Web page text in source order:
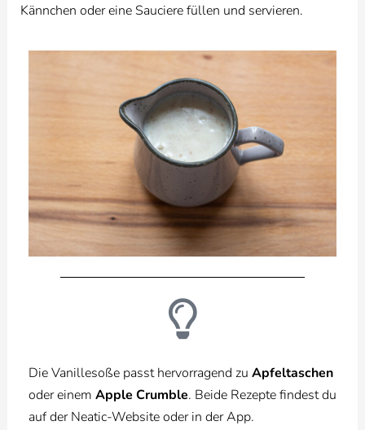
Kännchen oder eine Sauciere füllen und servieren.
Die Vanillesoße passt hervorragend zu Apfeltaschen
oder einem Apple Crumble. Beide Rezepte findest du
auf der Neatic-Website oder in der App.